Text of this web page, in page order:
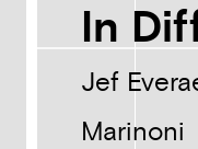
In
Jef
Marinoni